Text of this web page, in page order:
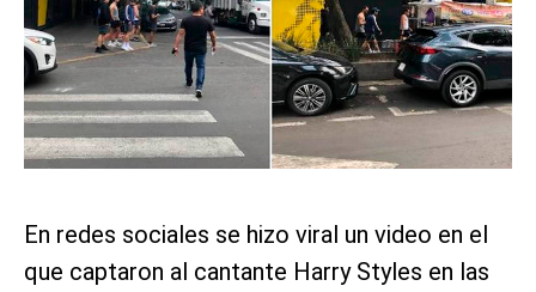
En redes sociales se hizo viral un video en el
que captaron al cantante Harry Styles en las